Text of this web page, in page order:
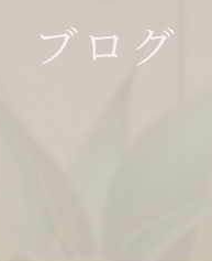
ブログ